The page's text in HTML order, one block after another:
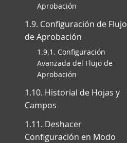
Aprobación
1.9. Configuración de Flujo
de Aprobación
1.9.1. Configuración
Avanzada del Flujo de
Aprobación
1.10. Historial de Hojas y
Campos
1.11. Deshacer
Configuración en Modo